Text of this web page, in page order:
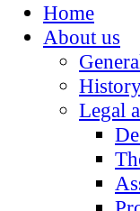
Home
About us
Legal